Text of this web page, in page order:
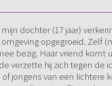
dochter (17 jaar)
opgegroeid. Zelf
bezig. Haar vriend komt
verzette hij zich tegen de
jongens van een lichtere